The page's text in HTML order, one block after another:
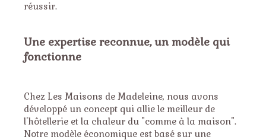
réussir.
Une expertise reconnue, un modèle qui
fonctionne
Chez Les Maisons de Madeleine, nous avons
développé un concept qui allie le meilleur de
l'hôtellerie et la chaleur du "comme à la maison".
Notre modèle économique est basé sur une